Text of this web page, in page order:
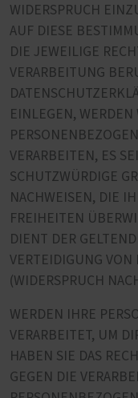
WIDERSPRUCH
AUF DIESE
DIE JEWEILIGE
VERARBEITUNG
EINLEGEN,
VERARBEITEN, ES
SCHUTZWÜRDIGE
NACHWEISEN, DIE
FREIHEITEN
DIENT DER
VERTEIDIGUNG VON
(WIDERSPRUCH
WERDEN IHRE
VERARBEITET, UM
HABEN SIE DAS
GEGEN DIE